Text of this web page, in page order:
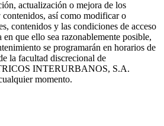
actualización o mejora de los
así como modificar o
contenidos y las condiciones de acceso
que ello sea razonablemente posible,
se programarán en horarios de
la facultad discrecional de
INTERURBANOS, S.A.
momento.